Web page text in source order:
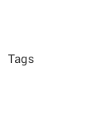
Tags